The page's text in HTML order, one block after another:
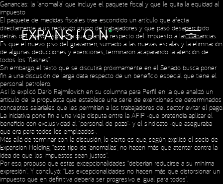
Ganancias: la “anomalía” que incluye el paquete fiscal y que le quita la equidad al
impuesto
El paquete de medidas fiscales trae escondido un artículo que afecta
directamente a un reducido grupo de trabajadores y que pasó desapercibido
detrás del nuevo esquema que plantea respecto del Impuesto a las Ganancias.
Es que el nuevo piso del gravamen, sumado a las nuevas escalas y la eliminación
de algunas deducciones y exenciones, terminaron acaparando la atención de
todos los “flashes”.
Sin embargo, el texto que se discutirá próximamente en el Senado busca poner
fin a una discusión de larga data respecto de un beneficio especial que tiene el
personal petrolero.
Así lo explicó Darío Rajmilovich en su columna para Perfil en la que analizó un
artículo de la propuesta que establece una serie de exenciones de determinados
conceptos salariales que les permitían a los trabajadores del sector evitar el pago.
La iniciativa pone fin a una vieja disputa entre la AFIP -que pretendía aplicar el
beneficio con exclusividad al “personal de pozo”- y el sindicato -que aseguraba
que era para todos los empleados-.
Más allá de terminar con la discusión, lo cierto es que, según explicó el socio de
Expansion Holding, “este tipo de ‘anomalías’, no hacen más que atentar contra la
idea de que los impuestos sean justos”.
Por eso, propuso que estas excepcionalidades “deberían reducirse a su mínima
expresión”. Y concluyó: “Las excepcionalidades no hacen más que distorsionar un
impuesto que en definitiva debería ser progresivo e igual para todos”.